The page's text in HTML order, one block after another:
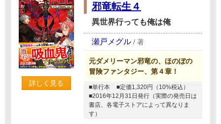
詳しく見る
邪竜転生４
異世界行っても俺は俺
瀬戸メグル / 著
元ダメリーマン邪竜の、ほのぼの
冒険ファンタジー、第４章！
■単行本
■定価1,320円（10%税込）
■2016年12月31日発行（実際の発売日は
書店、各電子ストアによって異なりま
す）